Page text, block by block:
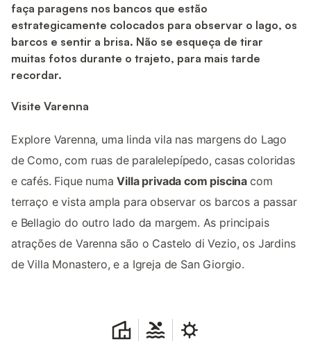
faça paragens nos bancos que estão
estrategicamente colocados para observar o lago, os
barcos e sentir a brisa. Não se esqueça de tirar
muitas fotos durante o trajeto, para mais tarde
recordar.
Visite Varenna
Explore Varenna, uma linda vila nas margens do Lago
de Como, com ruas de paralelepípedo, casas coloridas
e cafés. Fique numaVilla privada com piscina com
terraço e vista ampla para observar os barcos a passar
e Bellagio do outro lado da margem. As principais
atrações de Varenna são o Castelo di Vezio, os Jardins
de Villa Monastero, e a Igreja de San Giorgio.